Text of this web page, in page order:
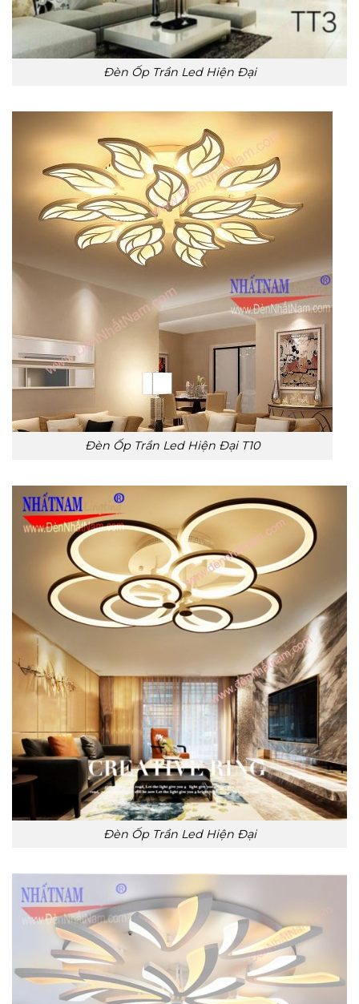
Đèn Ốp Trần Led Hiện Đại
Đèn Ốp Trần Led Hiện Đại T10
Đèn Ốp Trần Led Hiện Đại